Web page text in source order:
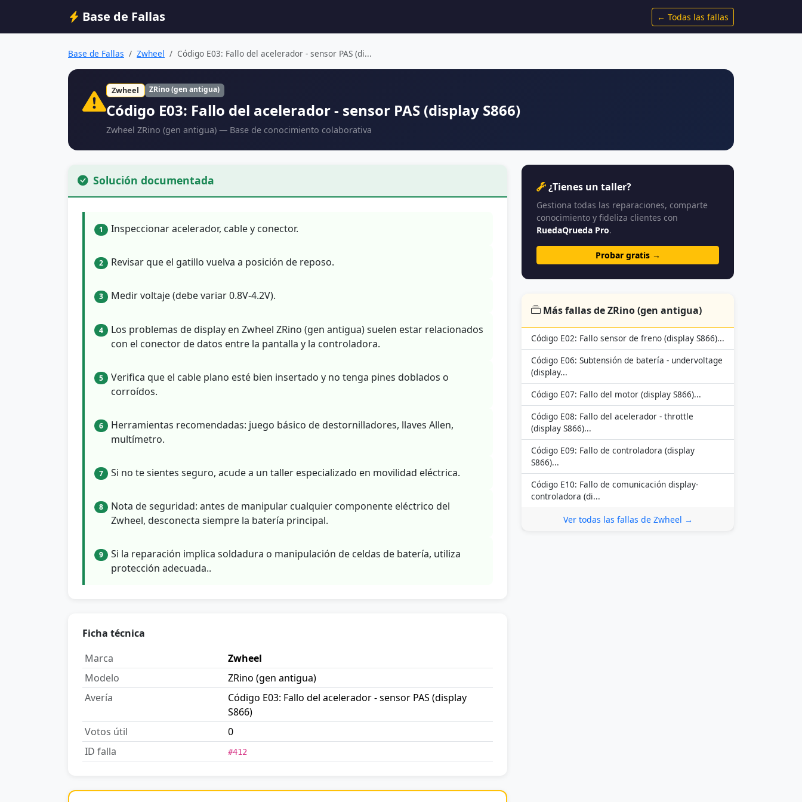
Base de Fallas ← Todas las fallas
Base de Fallas Zwheel Código E03: Fallo del acelerador - sensor PAS (di...
Zwheel ZRino (gen antigua)
Código E03: Fallo del acelerador - sensor PAS (display S866)
Zwheel ZRino (gen antigua) — Base de conocimiento colaborativa
Solución documentada
1 Inspeccionar acelerador, cable y conector.
2 Revisar que el gatillo vuelva a posición de reposo.
3 Medir voltaje (debe variar 0.8V-4.2V).
4
Los problemas de display en Zwheel ZRino (gen antigua) suelen estar relacionados
con el conector de datos entre la pantalla y la controladora.
5
Verifica que el cable plano esté bien insertado y no tenga pines doblados o
corroídos.
6
Herramientas recomendadas: juego básico de destornilladores, llaves Allen,
multímetro.
7 Si no te sientes seguro, acude a un taller especializado en movilidad eléctrica.
8
Nota de seguridad: antes de manipular cualquier componente eléctrico del
Zwheel, desconecta siempre la batería principal.
9
Si la reparación implica soldadura o manipulación de celdas de batería, utiliza
protección adecuada..
Ficha técnica
Marca
Zwheel
Modelo
ZRino (gen antigua)
Avería
Código E03: Fallo del acelerador - sensor PAS (display
S866)
Votos útil
0
ID falla
#412
¿Tienes un taller?
Gestiona todas las reparaciones, comparte
conocimiento y fideliza clientes con
RuedaQrueda Pro.
Probar gratis →
Más fallas de ZRino (gen antigua)
Código E02: Fallo sensor de freno (display S866)...
Código E06: Subtensión de batería - undervoltage
(display...
Código E07: Fallo del motor (display S866)...
Código E08: Fallo del acelerador - throttle
(display S866)...
Código E09: Fallo de controladora (display
S866)...
Código E10: Fallo de comunicación display-
controladora (di...
Ver todas las fallas de Zwheel →